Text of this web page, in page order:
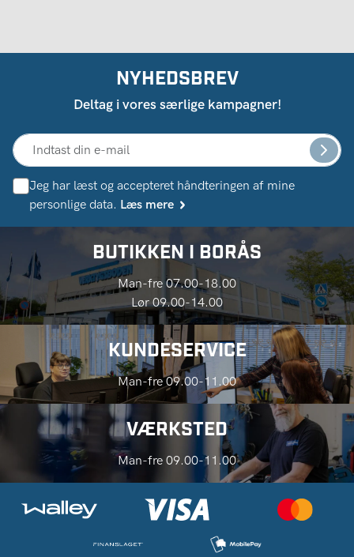
NYHEDSBREV
Deltag i vores særlige kampagner!
Jeg har læst og accepteret håndteringen af ​​mine
personlige data. Læs mere
BUTIKKEN I BORÅS
Man-fre 07.00-18.00
Lør 09.00-14.00
KUNDESERVICE
Man-fre 09.00-11.00
VÆRKSTED
Man-fre 09.00-11.00